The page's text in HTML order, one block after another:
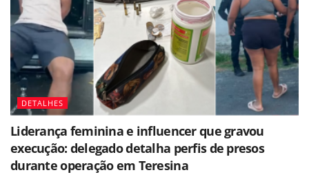
DETALHES
Liderança feminina e influencer que gravou
execução: delegado detalha perfis de presos
durante operação em Teresina